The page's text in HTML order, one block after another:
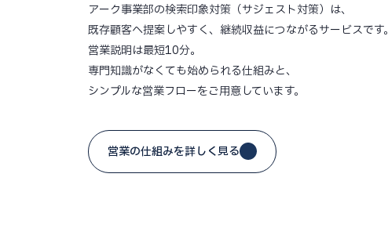
アーク事業部の検索印象対策（サジェスト対策）は、
既存顧客へ提案しやすく、継続収益につながるサービスです。
営業説明は最短10分。
専門知識がなくても始められる仕組みと、
シンプルな営業フローをご用意しています。
営業の仕組みを詳しく見る